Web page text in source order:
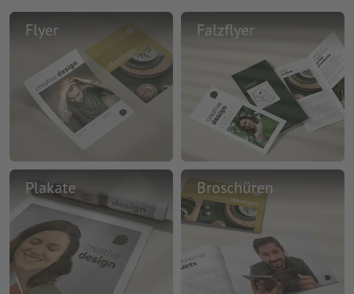
Flyer Falzflyer
Plakate Broschüren